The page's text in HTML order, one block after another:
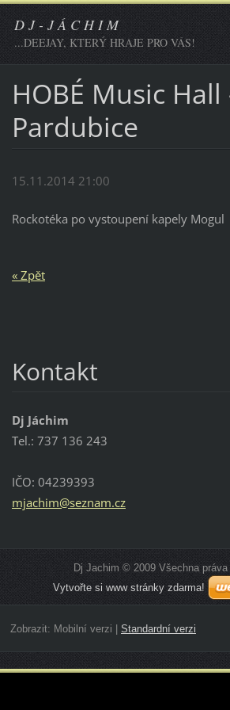
D J - J Á C H I M
...DEEJAY, KTERÝ HRAJE PRO VÁS!
HOBÉ Music Hall
Pardubice
15.11.2014 21:00
Rockotéka po vystoupení kapely Mogul
« Zpět
Kontakt
Dj Jáchim
Tel.: 737 136 243
IČO: 04239393
mjachim@seznam.cz
Dj Jachim © 2009 Všechna
Vytvořte si www stránky zdarma!
Zobrazit: Mobilní verzi Standardní verzi